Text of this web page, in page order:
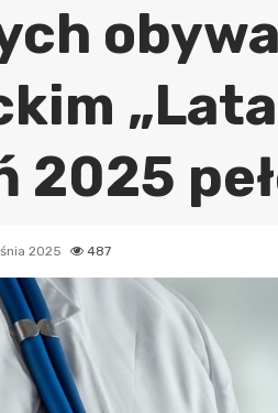
2025
2025 487